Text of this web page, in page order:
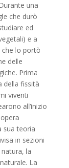
una
che durò
ed
e a
che lo portò
delle
Prima
della fissità
viventi
all’inizio
sua teoria
in sezioni
la
La